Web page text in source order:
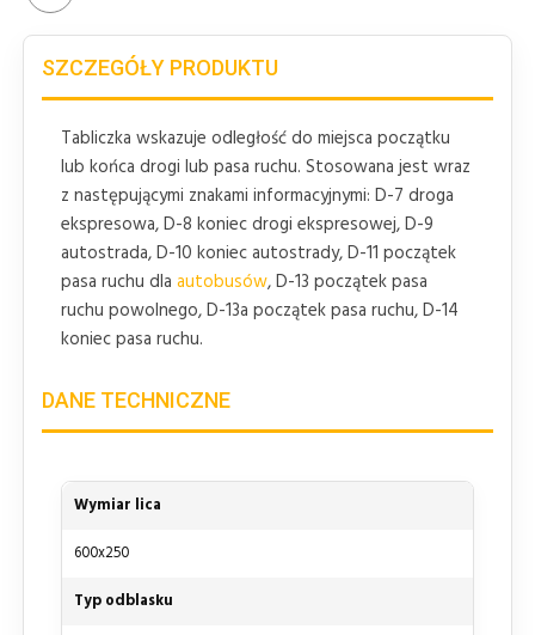
SZCZEGÓŁY PRODUKTU
Tabliczka wskazuje odległość do miejsca początku
lub końca drogi lub pasa ruchu. Stosowana jest wraz
z następującymi znakami informacyjnymi: D-7 droga
ekspresowa, D-8 koniec drogi ekspresowej, D-9
autostrada, D-10 koniec autostrady, D-11 początek
pasa ruchu dla autobusów, D-13 początek pasa
ruchu powolnego, D-13a początek pasa ruchu, D-14
koniec pasa ruchu.
DANE TECHNICZNE
Wymiar lica
600x250
Typ odblasku